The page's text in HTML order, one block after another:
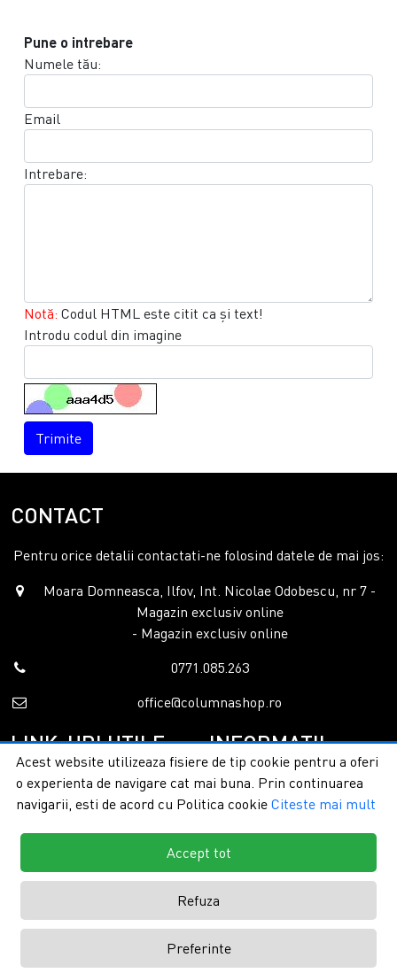
Pune o intrebare
Numele tău:
Email
Intrebare:
Notă: Codul HTML este citit ca şi text!
Introdu codul din imagine
Trimite
CONTACT
Pentru orice detalii contactati-ne folosind datele de mai jos:
Moara Domneasca, Ilfov, Int. Nicolae Odobescu, nr 7 -
Magazin exclusiv online
- Magazin exclusiv online
0771.085.263
office@columnashop.ro
LINK-URI UTILE
Acasa
Despre noi
Formular retur
INFORMATII
Garantie si service
Detalii livrare
Termeni si conditii
Copyright © 2026 - ColumnaShop |
magazine online by ITeXclusiv.ro
Acest website utilizeaza fisiere de tip cookie pentru a oferi
o experienta de navigare cat mai buna. Prin continuarea
navigarii, esti de acord cu Politica cookie Citeste mai mult
Accept tot
Refuza
Preferinte